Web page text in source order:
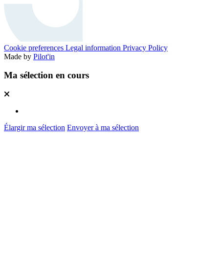
Cookie preferences Legal information Privacy Policy
Made by Pilot'in
Ma sélection en cours
Élargir ma sélection Envoyer à ma sélection